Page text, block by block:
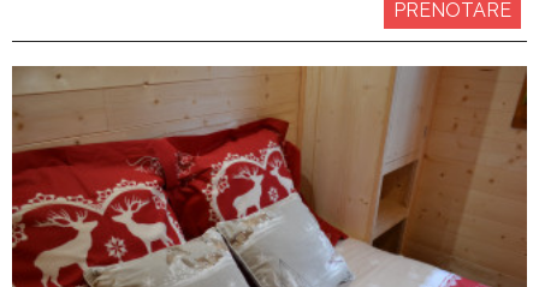
PRENOTARE